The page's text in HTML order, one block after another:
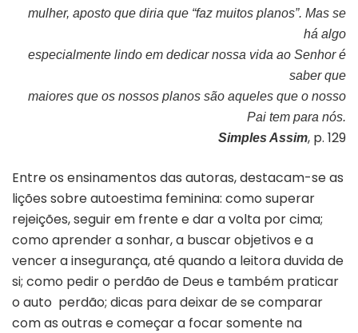
mulher, aposto que diria que “faz muitos planos”. Mas se
há algo
especialmente lindo em dedicar nossa vida ao Senhor é
saber que
maiores que os nossos planos são aqueles que o nosso
Pai tem para nós.
Simples Assim, p. 129
Entre os ensinamentos das autoras, destacam-se as
lições sobre autoestima feminina: como superar
rejeições, seguir em frente e dar a volta por cima;
como aprender a sonhar, a buscar objetivos e a
vencer a insegurança, até quando a leitora duvida de
si; como pedir o perdão de Deus e também praticar
o auto perdão; dicas para deixar de se comparar
com as outras e começar a focar somente na